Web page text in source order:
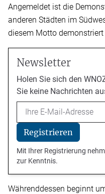
Angemeldet ist die
anderen Städten im
diesem Motto demonstriert
Newsletter
Holen Sie sich den
Sie keine Nachrichten
Email
Registrieren
Mit Ihrer Registrierung
zur Kenntnis.
Währenddessen beginnt